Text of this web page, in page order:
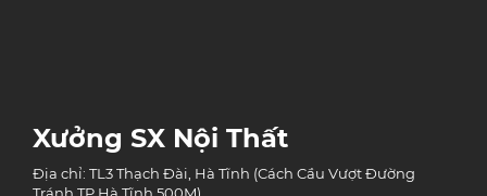
Xưởng SX Nội Thất
Địa chỉ: TL3 Thạch Đài, Hà Tĩnh (Cách Cầu Vượt Đường